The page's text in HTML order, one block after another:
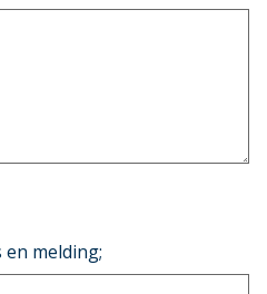
en melding;